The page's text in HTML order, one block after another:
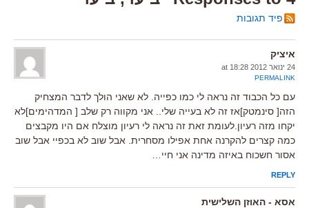
פיד תגובות
איציק
24 ינואר 2012 at 18:28
PERMALINK
עם כל הכבוד זה נראה לי כמו כפייה. לא שאני הולך לדבר המצחיק
הזה[ סינמטק]אז זה לא בעייה שלי.. אני מקווה רק שלב [ המדהימים]לא
יקחו מזה רעיון.לעומת זאת זה נראה לי רעיון מוצלח אם היו מקבצים
כמה קצרים להקרנה אחת אפילו מסחרית. אבל שוב לא בכפיי אבל שוב
אסור חשכוח באיזה מדינה אני חיי…
REPLY
אסא - האוזן השלישית